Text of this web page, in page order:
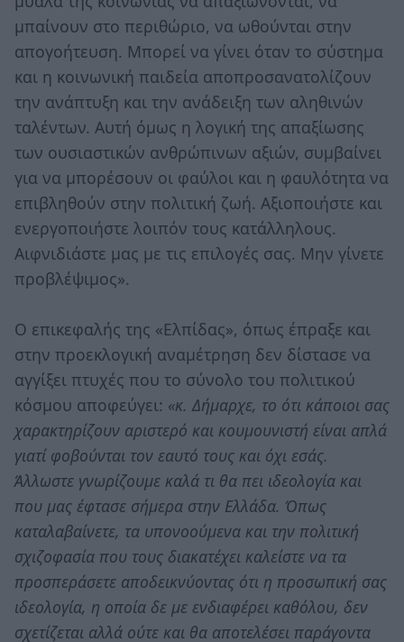
μπαίνουν στο περιθώριο, να ωθούνται στην
απογοήτευση. Μπορεί να γίνει όταν το σύστημα
και η κοινωνική παιδεία αποπροσανατολίζουν
την ανάπτυξη και την ανάδειξη των αληθινών
ταλέντων. Αυτή όμως η λογική της απαξίωσης
των ουσιαστικών ανθρώπινων αξιών, συμβαίνει
για να μπορέσουν οι φαύλοι και η φαυλότητα να
επιβληθούν στην πολιτική ζωή. Αξιοποιήστε και
ενεργοποιήστε λοιπόν τους κατάλληλους.
Αιφνιδιάστε μας με τις επιλογές σας. Μην γίνετε
προβλέψιμος».
Ο επικεφαλής της «Ελπίδας», όπως έπραξε και
στην προεκλογική αναμέτρηση δεν δίστασε να
αγγίξει πτυχές που το σύνολο του πολιτικού
κόσμου αποφεύγει: «κ. Δήμαρχε, το ότι κάποιοι σας
χαρακτηρίζουν αριστερό και κουμουνιστή είναι απλά
γιατί φοβούνται τον εαυτό τους και όχι εσάς.
Άλλωστε γνωρίζουμε καλά τι θα πει ιδεολογία και
που μας έφτασε σήμερα στην Ελλάδα. Όπως
καταλαβαίνετε, τα υπονοούμενα και την πολιτική
σχιζοφασία που τους διακατέχει καλείστε να τα
προσπεράσετε αποδεικνύοντας ότι η προσωπική σας
ιδεολογία, η οποία δε με ενδιαφέρει καθόλου, δεν
σχετίζεται αλλά ούτε και θα αποτελέσει παράγοντα